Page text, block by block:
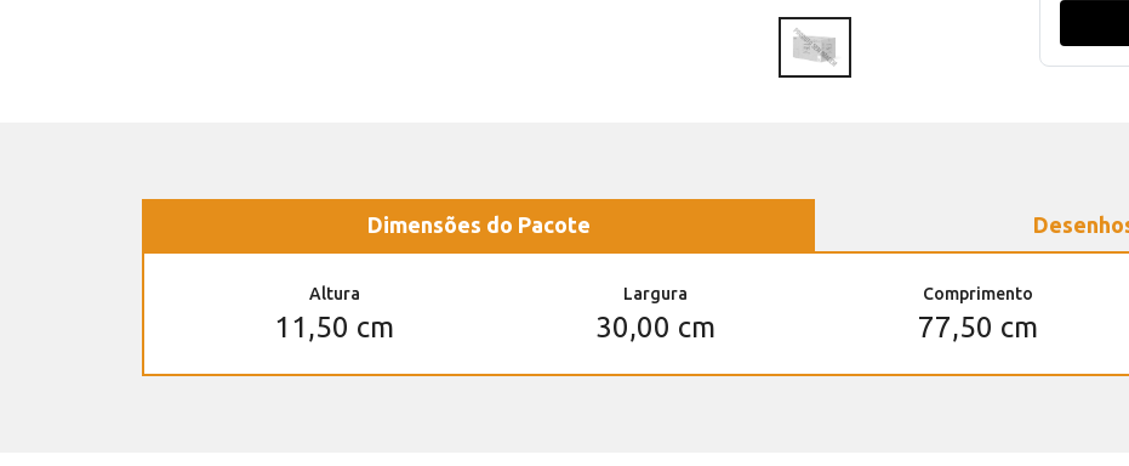
Dimensões do Pacote
Altura
11,50 cm
Largura
30,00 cm
Comprimento
77,50 cm